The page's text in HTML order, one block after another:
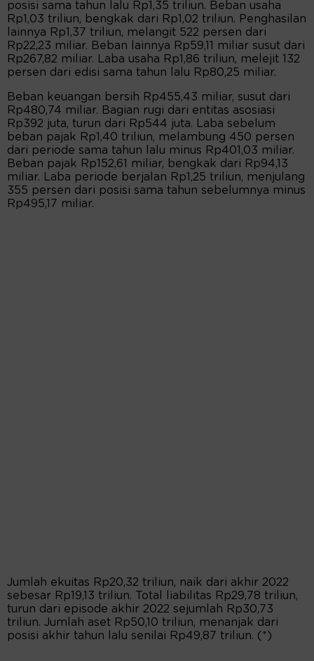
posisi sama tahun lalu Rp1,35 triliun. Beban usaha
Rp1,03 triliun, bengkak dari Rp1,02 triliun. Penghasilan
lainnya Rp1,37 triliun, melangit 522 persen dari
Rp22,23 miliar. Beban lainnya Rp59,11 miliar susut dari
Rp267,82 miliar. Laba usaha Rp1,86 triliun, melejit 132
persen dari edisi sama tahun lalu Rp80,25 miliar.
Beban keuangan bersih Rp455,43 miliar, susut dari
Rp480,74 miliar. Bagian rugi dari entitas asosiasi
Rp392 juta, turun dari Rp544 juta. Laba sebelum
beban pajak Rp1,40 triliun, melambung 450 persen
dari periode sama tahun lalu minus Rp401,03 miliar.
Beban pajak Rp152,61 miliar, bengkak dari Rp94,13
miliar. Laba periode berjalan Rp1,25 triliun, menjulang
355 persen dari posisi sama tahun sebelumnya minus
Rp495,17 miliar.
Jumlah ekuitas Rp20,32 triliun, naik dari akhir 2022
sebesar Rp19,13 triliun. Total liabilitas Rp29,78 triliun,
turun dari episode akhir 2022 sejumlah Rp30,73
triliun. Jumlah aset Rp50,10 triliun, menanjak dari
posisi akhir tahun lalu senilai Rp49,87 triliun. (*)